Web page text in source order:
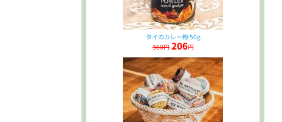
タイのカレー粉 50g
360円206円